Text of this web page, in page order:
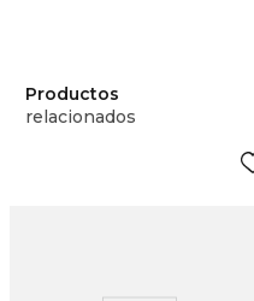
Productos
relacionados